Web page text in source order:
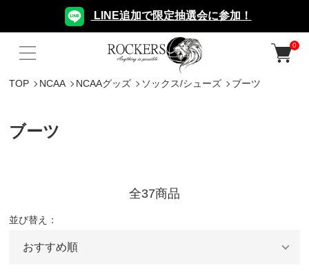
LINE追加で限定抽選会に参加！
0
TOP NCAA NCAAグッズ ソックス/シューズ ブーツ
ブーツ
全37商品
並び替え：